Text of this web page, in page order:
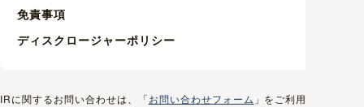
免責事項
ディスクロージャーポリシー
IRに関するお問い合わせは、「お問い合わせフォーム 」をご利用ください。